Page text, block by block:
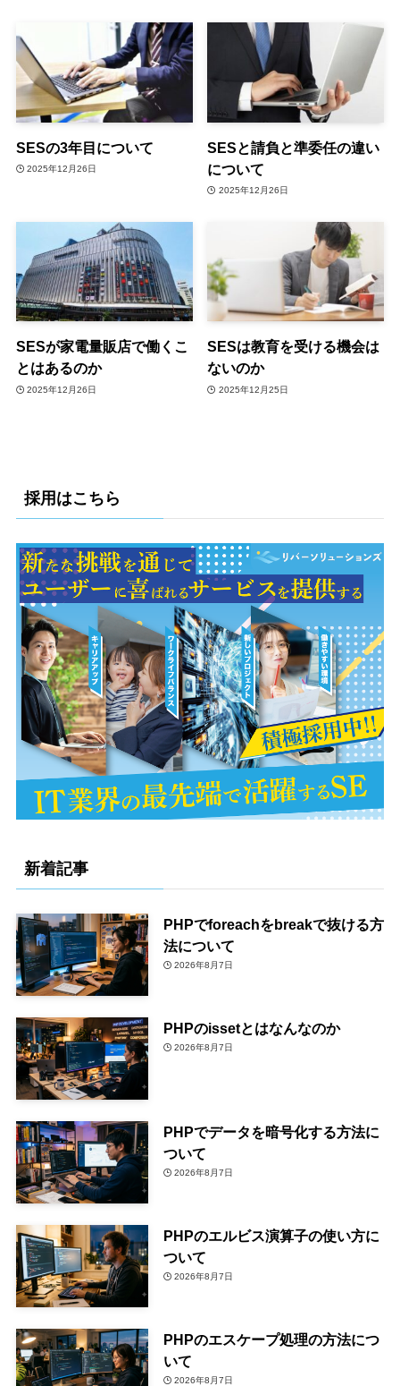
SESの3年目について
2025年12月26日
SESと請負と準委任の違い
について
2025年12月26日
SESが家電量販店で働くこ
とはあるのか
2025年12月26日
SESは教育を受ける機会は
ないのか
2025年12月25日
採用はこちら
新着記事
PHPでforeachをbreakで抜ける方
法について
2026年8月7日
PHPのissetとはなんなのか
2026年8月7日
PHPでデータを暗号化する方法に
ついて
2026年8月7日
PHPのエルビス演算子の使い方に
ついて
2026年8月7日
PHPのエスケープ処理の方法につ
いて
2026年8月7日